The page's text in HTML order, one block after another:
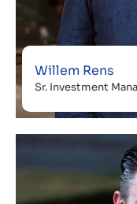
Willem Rens
Sr. Investment